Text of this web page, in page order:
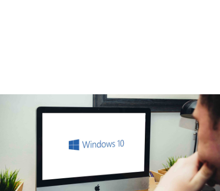
E-learning
prochaine session
Tous les mois, nous contacter